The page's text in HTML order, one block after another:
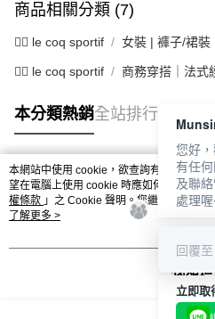
商品相關分類 (7)
🚴‍♂️ le coq sportif 女裝 | 褲子/裙裝
🚴‍♂️ le coq sportif 商務穿搭｜法式
本分類熱銷全站排行
熱門標籤
本網站中使用 cookie，欲查詢有關本網站
望在電腦上使用 cookie 時應如何變更電腦
權條款 」之 Cookie 聲明。您繼續使用本
用條款之 Cookie 聲明使用 cookie。
了解更多 >
我知
立即取
您好
有任
及聯
處理
回覆